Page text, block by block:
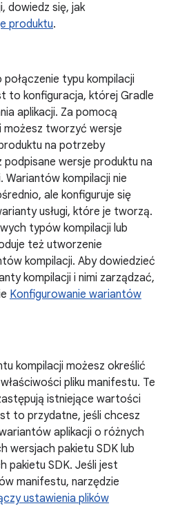
dowiedz się, jak
produktu.
typu kompilacji
to konfiguracja, której Gradle
aplikacji. Za pomocą
możesz tworzyć wersje
na potrzeby
wersje produktu na
kompilacji nie
ale konfiguruje się
usługi, które je tworzą.
typów kompilacji lub
też utworzenie
kompilacji. Aby dowiedzieć
kompilacji i nimi zarządzać,
Konfigurowanie wariantów
kompilacji możesz określić
pliku manifestu. Te
istniejące wartości
to przydatne, jeśli chcesz
aplikacji o różnych
wersjach pakietu SDK lub
pakietu SDK. Jeśli jest
manifestu, narzędzie
ustawienia plików